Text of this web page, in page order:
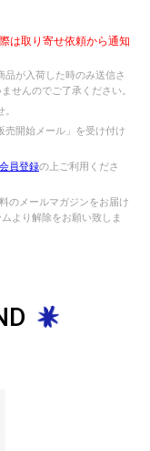
は取り寄せ依頼から通知
品が入荷した時のみ送信さ
せんのでご了承ください。
売開始メール」を受け付け
会員登録の上ご利用くださ
のメールマガジンをお届け
より解除をお願い致しま